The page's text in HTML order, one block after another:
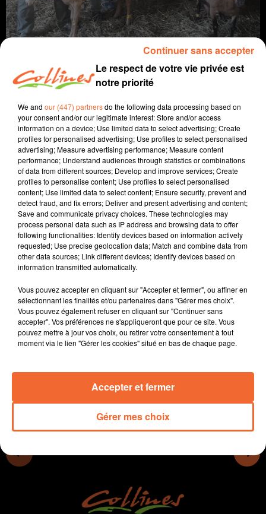
info
3 décembre 2021 - 12 min 22 sec
JOURNAL DU VENDREDI 3 DÉCEMBRE
Fabien Gazeau
L'info près de chez vous
Présenté par Fabien Gazeau
- Le Teléthon a débuté, on vous rappellera toute
l'importance de se mobiliser.
- Le CIVAM du Haut Bocage organise une ferme
ouverte mardi prochain à Noirlieu (photo)
- Le club des entreprises du Bocage bressuirais a visité
Extebois ce jeudi, on vous y emmeène également.
- Le Parc aventure de Chantemerle prépare déjà 2022.
- Le marché de Noel de Cerizay ce week-end...
Le respect de votre vie privée est
notre priorité
We and our (447) partnersdo the following data processing based on
your consent and/or our legitimate interest: Store and/or access
information on a device; Use limited data to select advertising; Create
profiles for personalised advertising; Use profiles to select personalised
advertising; Measure advertising performance; Measure content
performance; Understand audiences through statistics or combinations
of data from different sources; Develop and improve services; Create
profiles to personalise content; Use profiles to select personalised
content; Use limited data to select content; Ensure security, prevent and
detect fraud, and fix errors; Deliver and present advertising and content;
Save and communicate privacy choices. These technologies may
process personal data such as IP address and browsing data to offer
following functionalities: Identify devices based on information actively
requested; Use precise geolocation data; Match and combine data from
other data sources; Link different devices; Identify devices based on
information transmitted automatically.
Vous pouvez accepter en cliquant sur "Accepter et fermer", ou affiner en
sélectionnant les finalités et/ou partenaires dans "Gérer mes choix".
Vous pouvez également refuser en cliquant sur "Continuer sans
accepter". Vos préférences ne s'appliqueront que pour ce site. Vous
pouvez mettre à jour vos choix, ou retirer votre consentement à tout
moment via le lien "Gérer les cookies" situé en bas de chaque page.
Gérer mes choix
Accepter et fermer
Continuer sans accepter